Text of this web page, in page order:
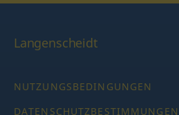
Langenscheidt
NUTZUNGSBEDINGUNGEN
DATENSCHUTZBESTIMMUNGEN